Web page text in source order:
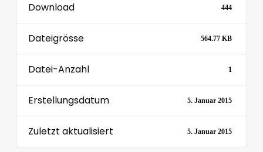
Download 444
Dateigrösse 564.77 KB
Datei-Anzahl 1
Erstellungsdatum 5. Januar 2015
Zuletzt aktualisiert 5. Januar 2015